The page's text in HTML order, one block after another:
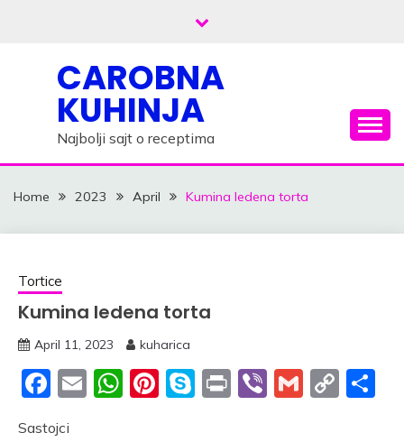
CAROBNA
KUHINJA
Najbolji sajt o receptima
Home 2023 April Kumina ledena torta
Tortice
Kumina ledena torta
April 11, 2023 kuharica
Facebook
EmailWhatsApp
Pinterest
Skype
PrintViberGmail
Sastojci